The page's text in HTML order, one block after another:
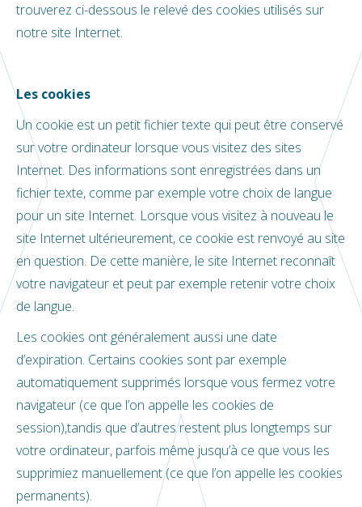
trouverez ci-dessous le relevé des cookies utilisés sur
notre site Internet.
Les cookies
Un cookie est un petit fichier texte qui peut être conservé
sur votre ordinateur lorsque vous visitez des sites
Internet. Des informations sont enregistrées dans un
fichier texte, comme par exemple votre choix de langue
pour un site Internet. Lorsque vous visitez à nouveau le
site Internet ultérieurement, ce cookie est renvoyé au site
en question. De cette manière, le site Internet reconnaît
votre navigateur et peut par exemple retenir votre choix
de langue.
Les cookies ont généralement aussi une date
d’expiration. Certains cookies sont par exemple
automatiquement supprimés lorsque vous fermez votre
navigateur (ce que l’on appelle les cookies de
session),tandis que d’autres restent plus longtemps sur
votre ordinateur, parfois même jusqu’à ce que vous les
supprimiez manuellement (ce que l’on appelle les cookies
permanents).